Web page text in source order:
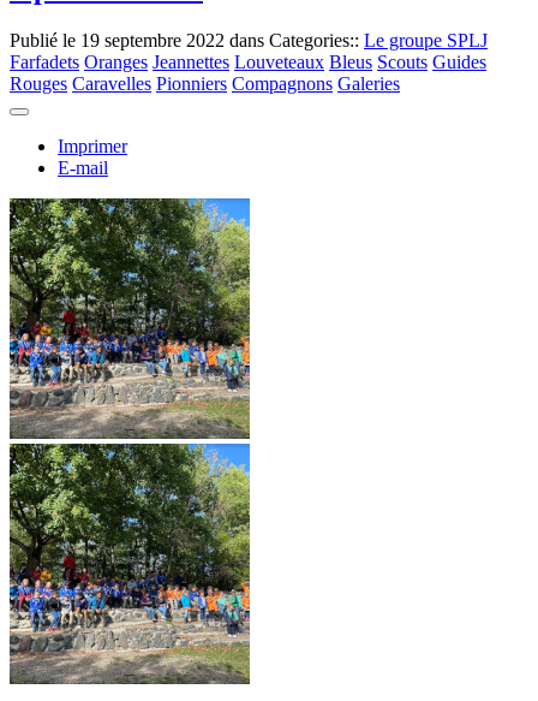
Publié le 19 septembre 2022 dans Categories:: Le groupe SPLJ
Farfadets Oranges Jeannettes Louveteaux Bleus Scouts Guides
Rouges Caravelles Pionniers Compagnons Galeries
Imprimer
E-mail